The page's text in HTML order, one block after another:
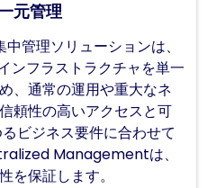
元管理
管理ソリューションは、
ンフラストラクチャを単一
、通常の運用や重大なネ
頼性の高いアクセスと可
ビジネス要件に合わせて
Managementは、
を保証します。